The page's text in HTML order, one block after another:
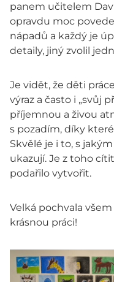
panem učitelem
opravdu moc
nápadů a každý je
detaily, jiný zvolil
Je vidět, že děti
výraz a často i „svůj
příjemnou a živou
s pozadím, díky
Skvělé je i to, s
ukazují. Je z toho
podařilo vytvořit.
Velká pochvala
krásnou práci!